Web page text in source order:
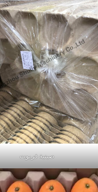
صينية فريوت